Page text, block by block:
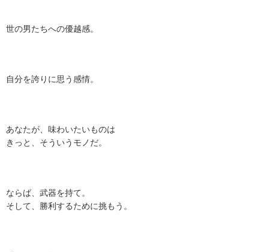
世の男たちへの優越感。
自分を誇りに思う感情。
あなたが、味わいたいものは
きっと、そういうモノだ。
ならば、武器を持て。
そして、勝利するために挑もう。